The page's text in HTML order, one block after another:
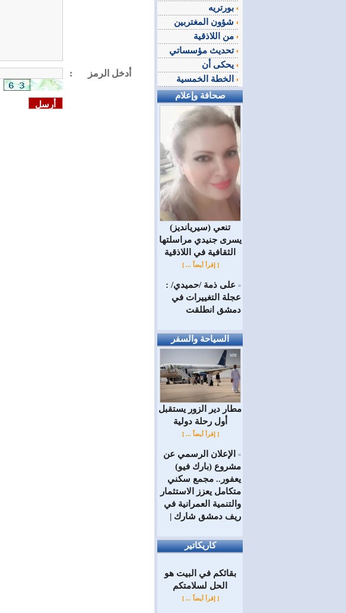
: أدخل الرمز
تحديث مؤسساتي
صحافة وإعلام
(سيريانديز) تنعي
يسرى جنيدي مراسلتها
الثقافية في اللاذقية
[ إقرأ أيضاً ... ]
= على ذمة /حميدي/ :
عجلة التغييرات في
دمشق انطلقت
السياحة والسفر
مطار دير الزور يستقبل
أول رحلة دولية
[ إقرأ أيضاً ... ]
=
الإعلان الرسمي عن
مشروع (بارك فيو)
يعفور.. مجمع سكني
متكامل يعزز الاستثمار
والتنمية العمرانية في
ريف دمشق شارك |
كاريكاتير
بقائكم في البيت هو
الحل لسلامتكم
[ إقرأ أيضاً ... ]